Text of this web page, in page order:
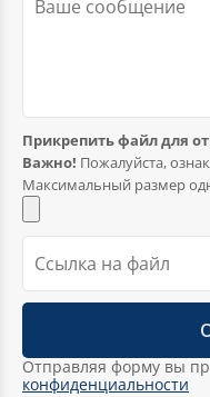
Георгиевская лента
Прикрепить файл для
Важно! Пожалуйста,
Максимальный размер
Отправляя форму вы
конфиденциальности